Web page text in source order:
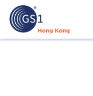
內